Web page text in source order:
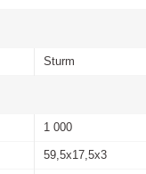
Sturm
1 000
59,5x17,5x3